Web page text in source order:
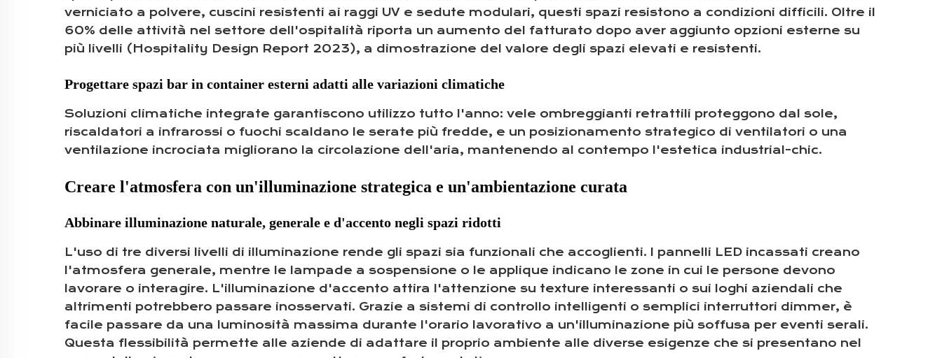
verniciato a polvere, cuscini resistenti ai raggi UV e sedute modulari, questi spazi resistono a condizioni difficili. Oltre il
60% delle attività nel settore dell'ospitalità riporta un aumento del fatturato dopo aver aggiunto opzioni esterne su
più livelli (Hospitality Design Report 2023), a dimostrazione del valore degli spazi elevati e resistenti.
Progettare spazi bar in container esterni adatti alle variazioni climatiche
Soluzioni climatiche integrate garantiscono utilizzo tutto l'anno: vele ombreggianti retrattili proteggono dal sole,
riscaldatori a infrarossi o fuochi scaldano le serate più fredde, e un posizionamento strategico di ventilatori o una
ventilazione incrociata migliorano la circolazione dell'aria, mantenendo al contempo l'estetica industrial-chic.
Creare l'atmosfera con un'illuminazione strategica e un'ambientazione curata
Abbinare illuminazione naturale, generale e d'accento negli spazi ridotti
L'uso di tre diversi livelli di illuminazione rende gli spazi sia funzionali che accoglienti. I pannelli LED incassati creano
l'atmosfera generale, mentre le lampade a sospensione o le applique indicano le zone in cui le persone devono
lavorare o interagire. L'illuminazione d'accento attira l'attenzione su texture interessanti o sui loghi aziendali che
altrimenti potrebbero passare inosservati. Grazie a sistemi di controllo intelligenti o semplici interruttori dimmer, è
facile passare da una luminosità massima durante l'orario lavorativo a un'illuminazione più soffusa per eventi serali.
Questa flessibilità permette alle aziende di adattare il proprio ambiente alle diverse esigenze che si presentano nel